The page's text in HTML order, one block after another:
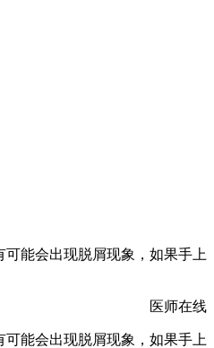
能会出现脱屑现象，如果手上
医师在线
能会出现脱屑现象，如果手上